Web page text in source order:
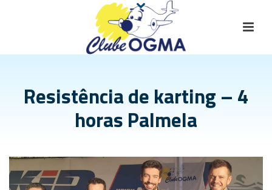
Resistência de karting – 4
horas Palmela